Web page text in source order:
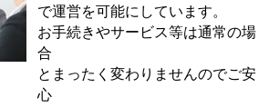
で運営を可能にしています。
お手続きやサービス等は通常の場
合
とまったく変わりませんのでご安
心